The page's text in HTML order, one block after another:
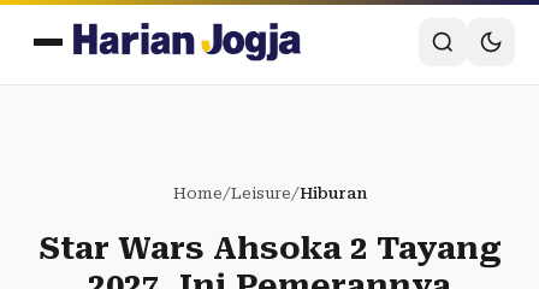
Home/Leisure/Hiburan
Star Wars Ahsoka 2 Tayang